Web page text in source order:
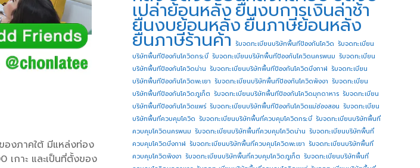
องภาคใต้ มีแหล่งท่อง
เกาะ และเป็นที่ตั้งของ
เปล่าย้อนหลังยื่นงบการเงินล่าช้า
ยื่นงบย้อนหลังยื่นภาษีย้อนหลัง
ยื่นภาษีร้านค้า รับจดทะเบียนบริษัทพื้นทีป้องกันโควิด รับจดทะเบียน
บริษัทพื้นทีป้องกันโควิดกระบี่ รับจดทะเบียนบริษัทพื้นทีป้องกันโควิดนครพนม รับจดทะเบียน
บริษัทพื้นทีป้องกันโควิดน่าน รับจดทะเบียนบริษัทพื้นทีป้องกันโควิดบึงกาฬ รับจดทะเบียน
บริษัทพื้นทีป้องกันโควิดพะเยา รับจดทะเบียนบริษัทพื้นทีป้องกันโควิดพังงา รับจดทะเบียน
บริษัทพื้นทีป้องกันโควิดภูเก็ต รับจดทะเบียนบริษัทพื้นทีป้องกันโควิดมุกดาหาร รับจดทะเบียน
บริษัทพื้นทีป้องกันโควิดแพร่ รับจดทะเบียนบริษัทพื้นทีป้องกันโควิดแม่ฮ่องสอน รับจดทะเบียน
บริษัทพื้นที่ควบคุมโควิด รับจดทะเบียนบริษัทพื้นที่ควบคุมโควิดกระบี่ รับจดทะเบียนบริษัทพื้นที่
ควบคุมโควิดนครพนม รับจดทะเบียนบริษัทพื้นที่ควบคุมโควิดน่าน รับจดทะเบียนบริษัทพื้นที่
ควบคุมโควิดบึงกาฬ รับจดทะเบียนบริษัทพื้นที่ควบคุมโควิดพะเยา รับจดทะเบียนบริษัทพื้นที่
ควบคุมโควิดพังงา รับจดทะเบียนบริษัทพื้นที่ควบคุมโควิดภูเก็ต รับจดทะเบียนบริษัทพื้นที่